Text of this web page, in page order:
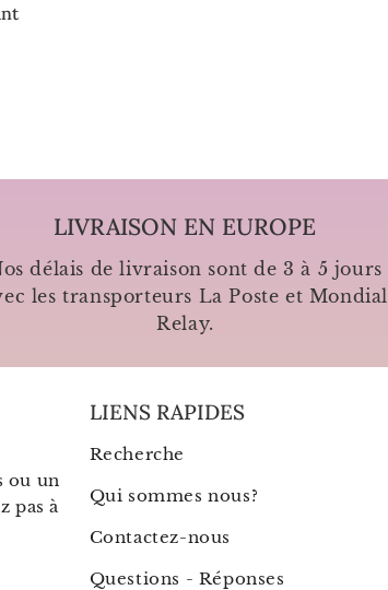
LIVRAISON EN EUROPE
délais de livraison sont de 3 à 5 jours
les transporteurs La Poste et Mondial
Relay.
ou un
pas à
LIENS RAPIDES
Recherche
Qui sommes nous?
Contactez-nous
Questions - Réponses